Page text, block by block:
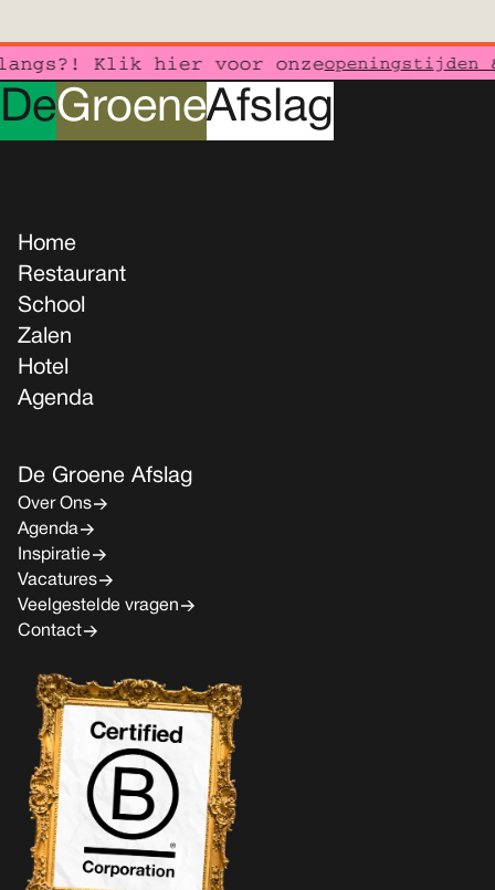
Klik hier voor onzeopeningstijden
DeGroeneAfslag
Home
Restaurant
School
Zalen
Hotel
Agenda
De Groene Afslag
Over Ons
Agenda
Inspiratie
Vacatures
Veelgestelde vragen
Contact